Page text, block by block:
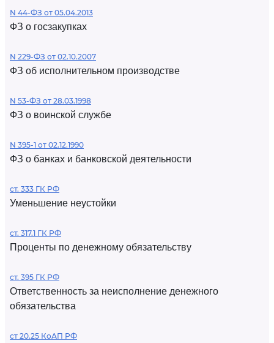
N 44-ФЗ от 05.04.2013
ФЗ о госзакупках
N 229-ФЗ от 02.10.2007
ФЗ об исполнительном производстве
N 53-ФЗ от 28.03.1998
ФЗ о воинской службе
N 395-1 от 02.12.1990
ФЗ о банках и банковской деятельности
ст. 333 ГК РФ
Уменьшение неустойки
ст. 317.1 ГК РФ
Проценты по денежному обязательству
ст. 395 ГК РФ
Ответственность за неисполнение денежного
обязательства
ст 20.25 КоАП РФ